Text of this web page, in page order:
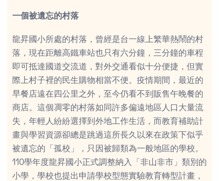
一個被遺忘的村落
龍昇國小所處的村落，曾經是台一線上繁華熱鬧的村
落，現在距離高鐵車站也只有六分鐘，三分鐘的車程
即可抵達國道交流道，對外交通看似十分便捷，但實
際上村子裡的民生購物相當不便。疫情期間，最近的
早餐店遠在四公里之外，至今仍看不到販售午晚餐的
商店。這個凋零的村落如同許多偏遠地區人口大量流
失，年輕人紛紛選擇到外地工作生活，而教育補助計
畫與學習資源卻總是跳過這所長久以來在政策下似乎
被遺忘的「孤校」，只因被歸類為一般地區的學校。
110學年度龍昇國小正式調整納入「非山非市」類別的
小學，學校也提出申請學校型態實驗教育轉型計畫，